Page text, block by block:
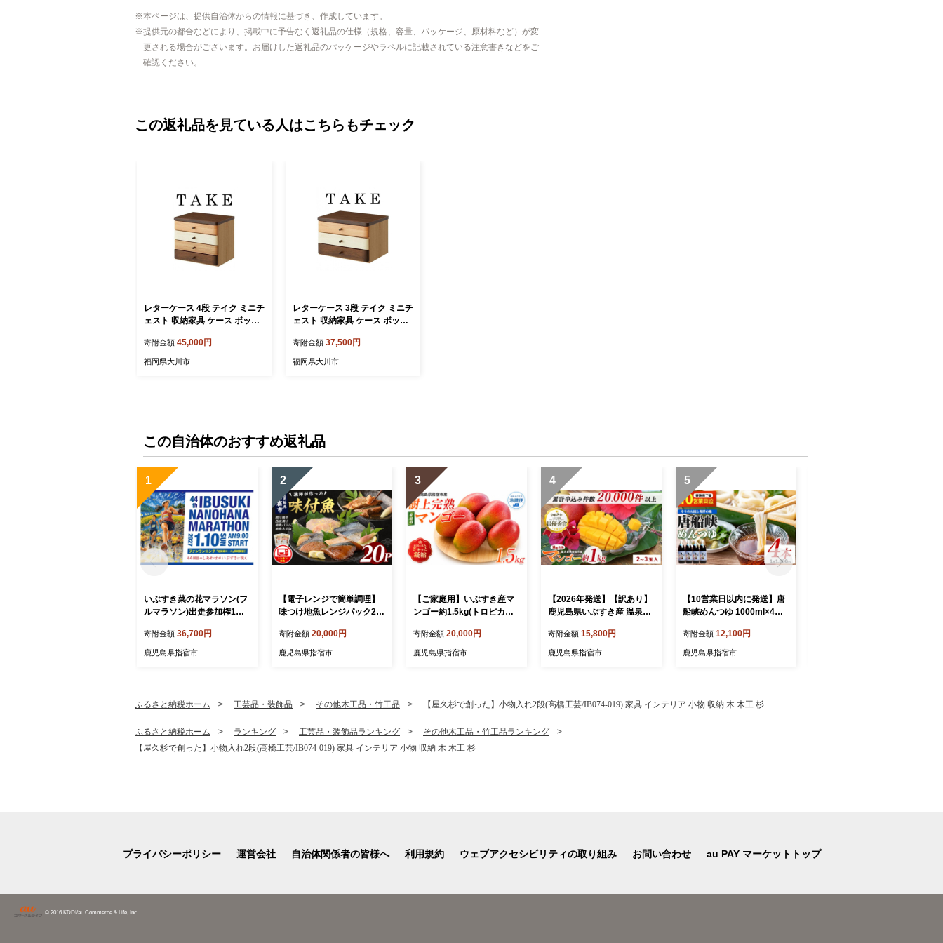
本ページは、提供自治体からの情報に基づき、作成しています。
提供元の都合などにより、掲載中に予告なく返礼品の仕様（規格、容量、パッケージ、原材料など）が変
更される場合がございます。お届けした返礼品のパッケージやラベルに記載されている注意書きなどをご
確認ください。
この返礼品を見ている人はこちらもチェック
レターケース 4段 テイク ミニチ
ェスト 収納家具 ケース ボック
寄附金額 45,000円
福岡県大川市
レターケース 3段 テイク ミニチ
ェスト 収納家具 ケース ボック
寄附金額 37,500円
福岡県大川市
この自治体のおすすめ返礼品
1
いぶすき菜の花マラソン(フ
ルマラソン)出走参加権1名
ン実行委員会/IB049-001)
寄附金額 36,700円
鹿児島県指宿市
2
【電子レンジで簡単調理】
味つけ地魚レンジパック20
魚 味付け魚 漬け魚 焼き魚
レンジ 総菜 冷凍
寄附金額 20,000円
鹿児島県指宿市
3
【ご家庭用】いぶすき産マ
ンゴー約1.5kg(トロピカル
ンゴー フルーツ 果物 旬 夏
指宿 いぶすき 鹿児島 完熟
寄附金額 20,000円
鹿児島県指宿市
4
【2026年発送】【訳あり】
鹿児島県いぶすき産 温泉完
7-001) マンゴー フルーツ
果物 旬 夏 指宿 いぶすき 鹿
寄附金額 15,800円
鹿児島県指宿市
5
【10営業日以内に発送】唐
船峡めんつゆ 1000ml×4本
めんつゆ そうめん つゆ 素
麺 そば うどん 出汁 だし つ
ゆ
寄附金額 12,100円
鹿児島県指宿市
ふるさと納税ホーム 工芸品・装飾品 その他木工品・竹工品 【屋久杉で創った】小物入れ2段(高橋工芸/IB074-019) 家具 インテリア 小物 収納 木 木工 杉
ふるさと納税ホーム ランキング 工芸品・装飾品ランキング
その他木工品・竹工品ランキング
【屋久杉で創った】小物入れ2段(高橋工芸/IB074-019) 家具 インテリア 小物 収納 木 木工 杉
プライバシーポリシー 運営会社 自治体関係者の皆様へ 利用規約 ウェブアクセシビリティの取り組み お問い合わせ au PAY マーケットトップ
© 2016 KDDI/au Commerce & Life, Inc.